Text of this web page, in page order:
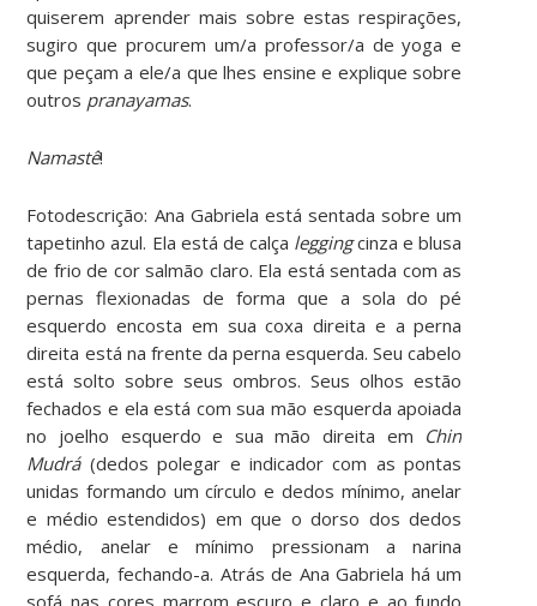
quiserem aprender mais sobre estas respirações,
sugiro que procurem um/a professor/a de yoga e
que peçam a ele/a que lhes ensine e explique sobre
outros pranayamas.
Namastê!
Fotodescrição: Ana Gabriela está sentada sobre um
tapetinho azul. Ela está de calça leggingcinza e blusa
de frio de cor salmão claro. Ela está sentada com as
pernas flexionadas de forma que a sola do pé
esquerdo encosta em sua coxa direita e a perna
direita está na frente da perna esquerda. Seu cabelo
está solto sobre seus ombros. Seus olhos estão
fechados e ela está com sua mão esquerda apoiada
no joelho esquerdo e sua mão direita em Chin
Mudrá(dedos polegar e indicador com as pontas
unidas formando um círculo e dedos mínimo, anelar
e médio estendidos) em que o dorso dos dedos
médio, anelar e mínimo pressionam a narina
esquerda, fechando-a. Atrás de Ana Gabriela há um
sofá nas cores marrom escuro e claro e ao fundo